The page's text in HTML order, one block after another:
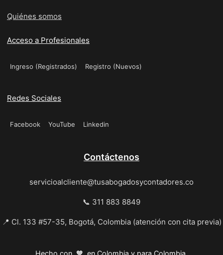
Quiénes somos
Acceso a Profesionales
Ingreso (Registrados) Registro (Nuevos)
Redes Sociales
Facebook YouTube Linkedin
Contáctenos
servicioalcliente@tusabogadosycontadores.co
📞 311 883 8849
📍 Cl. 133 #57-35, Bogotá, Colombia (atención con cita previa)
Hecho con 🧡 en Colombia y para Colombia.